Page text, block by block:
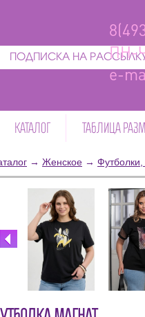
ПОДПИСКА НА
ПН-
e-
КАТАЛОГ ТАБЛИЦА
→ Женское →